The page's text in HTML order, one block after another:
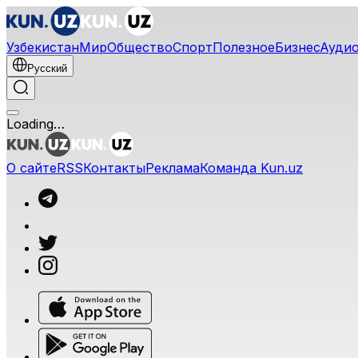
УзбекистанМирОбществоСпортПолезноеБизнес
Русский
Loading…
О сайтеRSSКонтактыРекламаКоманда Kun.uz